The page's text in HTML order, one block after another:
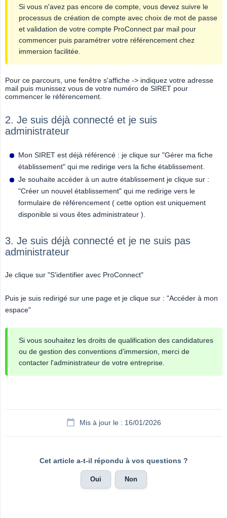
Si vous n'avez pas encore de compte, vous devez suivre le
processus de création de compte avec choix de mot de passe
et validation de votre compte ProConnect par mail pour
commencer puis paramétrer votre référencement chez
immersion facilitée.
Pour ce parcours, une fenêtre s'affiche -> indiquez votre adresse
mail puis munissez vous de votre numéro de SIRET pour
commencer le référencement.
2. Je suis déjà connecté et je suis
administrateur
Mon SIRET est déjà référencé : je clique sur "Gérer ma fiche
établissement" qui me redirige vers la fiche établissement.
Je souhaite accéder à un autre établissement je clique sur :
"Créer un nouvel établissement" qui me redirige vers le
formulaire de référencement ( cette option est uniquement
disponible si vous êtes administrateur ).
3. Je suis déjà connecté et je ne suis pas
administrateur
Je clique sur "S'identifier avec ProConnect"
Puis je suis redirigé sur une page et je clique sur : "Accéder à mon
espace"
Si vous souhaitez les droits de qualification des candidatures
ou de gestion des conventions d'immersion, merci de
contacter l'administrateur de votre entreprise.
Mis à jour le : 16/01/2026
Cet article a-t-il répondu à vos questions ?
Oui Non